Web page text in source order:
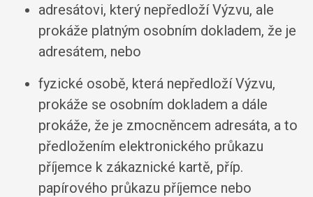
adresátovi, který nepředloží Výzvu, ale
prokáže platným osobním dokladem, že je
adresátem, nebo
fyzické osobě, která nepředloží Výzvu,
prokáže se osobním dokladem a dále
prokáže, že je zmocněncem adresáta, a to
předložením elektronického průkazu
příjemce k zákaznické kartě, příp.
papírového průkazu příjemce nebo